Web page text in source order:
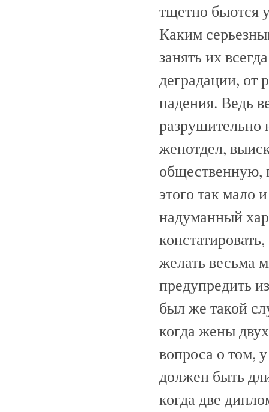
тщетно бьются
Каким
занять их
деградации, от
падения. Ведь
разрушительно
женотдел,
общественную,
этого так мало
надуманный
желать весьма
предупредить
был же такой
когда жены
вопроса о том,
должен быть
когда две